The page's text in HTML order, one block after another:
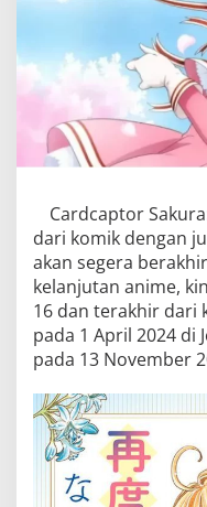
Cardcaptor
dari komik dengan
akan segera
kelanjutan anime,
16 dan terakhir dari
pada 1 April 2024 di
pada 13 November